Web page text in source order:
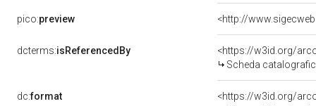
pico:preview
dcterms:isReferencedBy
<https://w3id.org/
Scheda
dc:format
<https://w3id.org/